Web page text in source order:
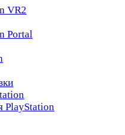
VR2
Portal
PlayStation